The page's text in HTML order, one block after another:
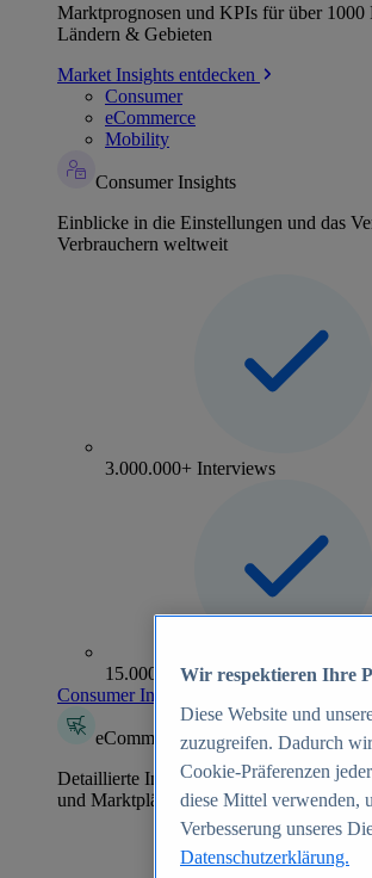
Marktprognosen und KPIs für über 1000
Ländern & Gebieten
Market Insights entdecken
Consumer
eCommerce
Mobility
Consumer Insights
Einblicke in die Einstellungen und das
Verbrauchern weltweit
3.000.000+ Interviews
15.000+ Marken
Consumer Insights entdecken
eCommerce Insights
Detaillierte Informationen zu mehr als
und Marktplätzen
Wir respektieren Ihre
Diese Website und
zuzugreifen. Dadurch
Cookie-Präferenzen
diese Mittel verwenden,
Verbesserung unseres
Datenschutzerklärung.